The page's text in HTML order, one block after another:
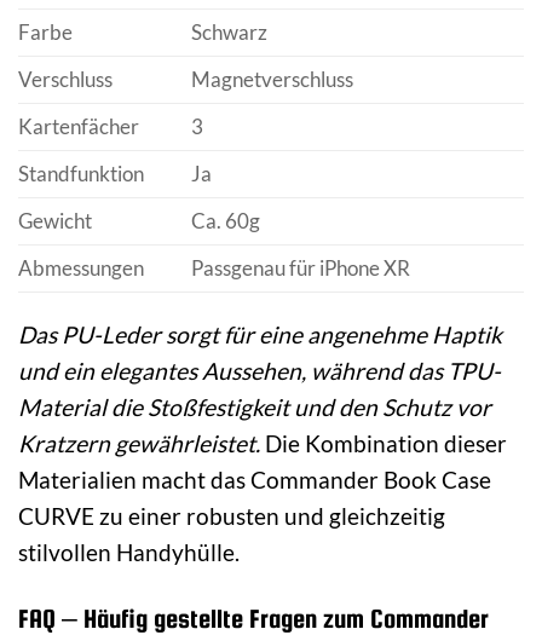
Farbe
Schwarz
Verschluss
Magnetverschluss
Kartenfächer
3
Standfunktion
Ja
Gewicht
Ca. 60g
Abmessungen
Passgenau für iPhone XR
Das PU-Leder sorgt für eine angenehme Haptik
und ein elegantes Aussehen, während das TPU-
Material die Stoßfestigkeit und den Schutz vor
Kratzern gewährleistet. Die Kombination dieser
Materialien macht das Commander Book Case
CURVE zu einer robusten und gleichzeitig
stilvollen Handyhülle.
FAQ – Häufig gestellte Fragen zum Commander